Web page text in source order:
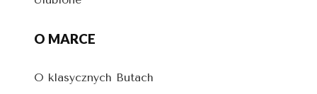
O MARCE
O klasycznych Butach